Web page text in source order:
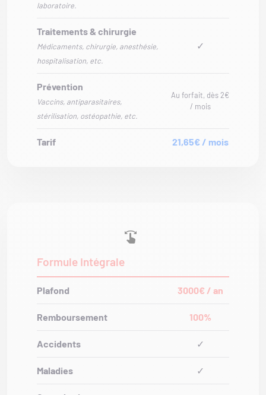
laboratoire.
Traitements & chirurgie
Médicaments, chirurgie, anesthésie,
hospitalisation, etc.
✓
Prévention
Vaccins, antiparasitaires,
stérilisation, ostéopathie, etc.
Au forfait, dès 2€
/ mois
Tarif 21,65€ / mois
Formule Intégrale
Plafond 3000€ / an
Remboursement 100%
Accidents ✓
Maladies ✓